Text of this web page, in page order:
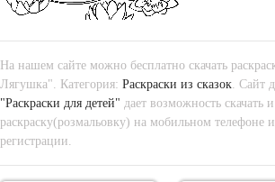
На нашем сайте можно бесплатно скачать
Лягушка". Категория: Раскраски из сказок. Сайт
"Раскраски для детей" дает возможность скачать
раскраску(розмальовку) на мобильном телефоне
регистрации.